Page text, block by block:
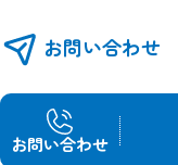
お問い合わせ
お問い合わせ